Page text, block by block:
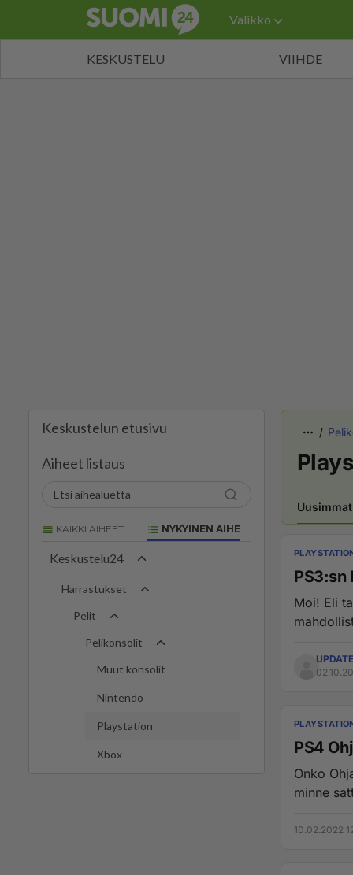
Valikko
KESKUSTELU VIIHDE
Keskustelun etusivu
Aiheet listaus
KAIKKI AIHEET NYKYINEN AIHE
Keskustelu24
Harrastukset
Pelit
Pelikonsolit
Muut konsolit
Nintendo
Playstation
Xbox
PS3:sn
Moi! Eli
PS4
Onko
minne
10.02.2022